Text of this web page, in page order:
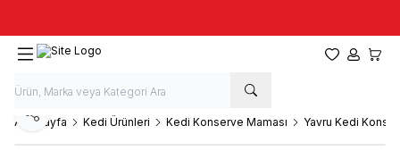
Favorilerim
Hesabım
Ana Sayfa Kedi Ürünleri Kedi Konserve Maması Yavru Kedi
Paylaş